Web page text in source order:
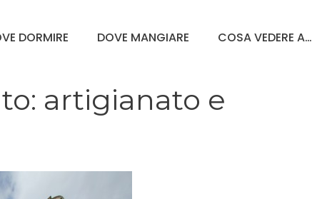
DORMIRE DOVE MANGIARE COSA VEDERE A…
artigianato e